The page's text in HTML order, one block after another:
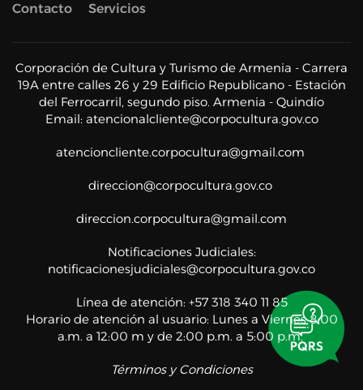
Contacto
Servicios
Corporación de Cultura y Turismo de Armenia - Carrera
19A entre calles 26 y 29 Edificio Republicano - Estación
del Ferrocarril, segundo piso. Armenia - Quindío
Email: atencionalcliente@corpocultura.gov.co
atencioncliente.corpocultura@gmail.com
direccion@corpocultura.gov.co
direccion.corpocultura@gmail.com
Notificaciones Judiciales:
notificacionesjudiciales@corpocultura.gov.co
Línea de atención: +57 318 340 11 85
Horario de atención al usuario: Lunes a Viernes 8:00
a.m. a 12:00 m y de 2:00 p.m. a 5:00 p.m.
Términos y Condiciones